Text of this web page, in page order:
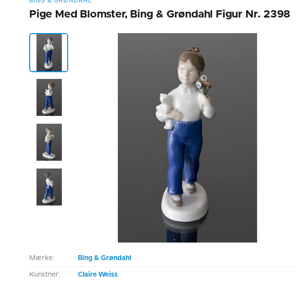
Pige Med Blomster, Bing & Grøndahl Figur Nr. 2398
Mærke: Bing & Grøndahl
Kunstner: Claire Weiss